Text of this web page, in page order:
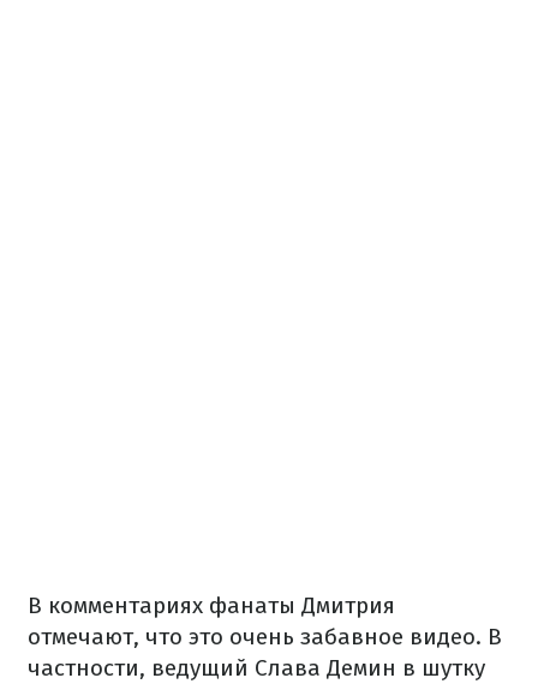
В комментариях фанаты Дмитрия
отмечают, что это очень забавное видео. В
частности, ведущий Слава Демин в шутку